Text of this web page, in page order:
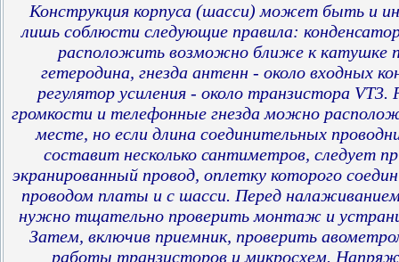
Конструкция корпуса (шасси) может быть и
лишь соблюсти следующие правила:
расположить возможно ближе к катушке
гетеродина, гнезда антенн - около входных
регулятор усиления - около транзистора VT3.
громкости и телефонные гнезда можно
месте, но если длина соединительных
составит несколько сантиметров, следует
экранированный провод, оплетку которого
проводом платы и с шасси. Перед
нужно тщательно проверить монтаж и
Затем, включив приемник, проверить
работы транзисторов и микросхем.